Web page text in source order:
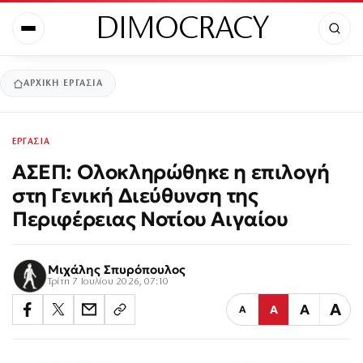
DIMOCRACY
ΑΡΧΙΚΉ ΕΡΓΑΣΙΑ
ΕΡΓΑΣΙΑ
ΑΣΕΠ: Ολοκληρώθηκε η επιλογή
στη Γενική Διεύθυνση της
Περιφέρειας Νοτίου Αιγαίου
Μιχάλης Σπυρόπουλος
Τρίτη 7 Ιουλίου 2026, 07:10
Α Α Α Α